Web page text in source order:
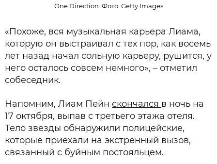
One Direction. Фото: Getty Images
«Похоже, вся музыкальная карьера Лиама,
которую он выстраивал с тех пор, как восемь
лет назад начал сольную карьеру, рушится, у
него осталось совсем немного», – отметил
собеседник.
Напомним, Лиам Пейн скончался в ночь на
17 октября, выпав с третьего этажа отеля.
Тело звезды обнаружили полицейские,
которые приехали на экстренный вызов,
связанный с буйным постояльцем.